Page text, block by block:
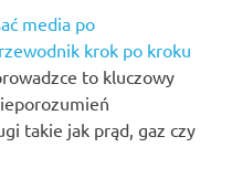
media po
krok po kroku
to kluczowy
takie jak prąd, gaz czy